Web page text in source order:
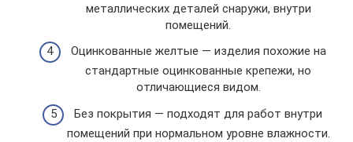
металлических деталей снаружи, внутри
помещений.
Оцинкованные желтые — изделия похожие на
стандартные оцинкованные крепежи, но
отличающиеся видом.
Без покрытия — подходят для работ внутри
помещений при нормальном уровне влажности.